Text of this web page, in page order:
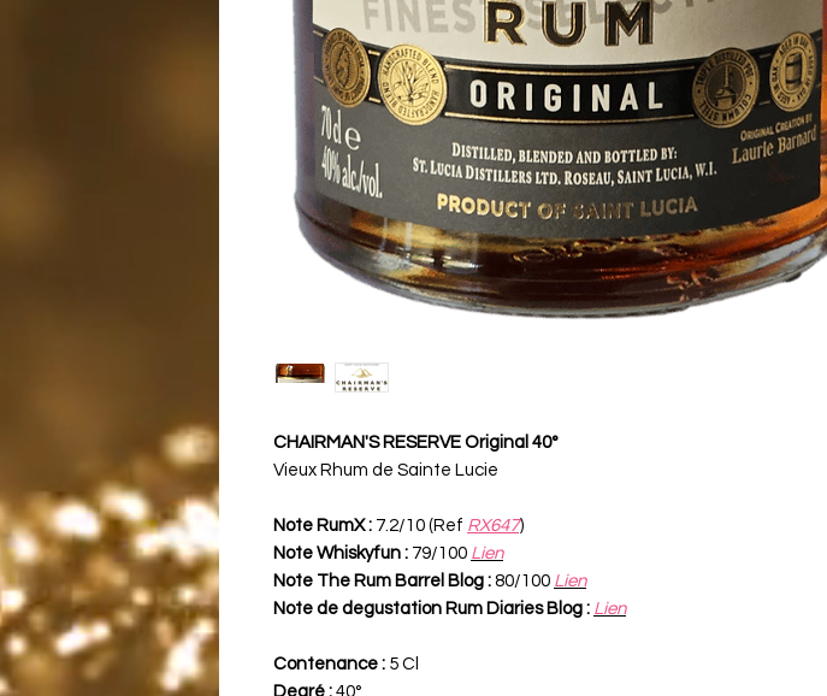
CHAIRMAN'S RESERVE Original 40°
Vieux Rhum de Sainte Lucie
Note RumX : 7.2/10 (Ref RX647)
Note Whiskyfun : 79/100 Lien
Note The Rum Barrel Blog : 80/100 Lien
Note de degustation Rum Diaries Blog : Lien
Contenance : 5 Cl
Degré : 40°